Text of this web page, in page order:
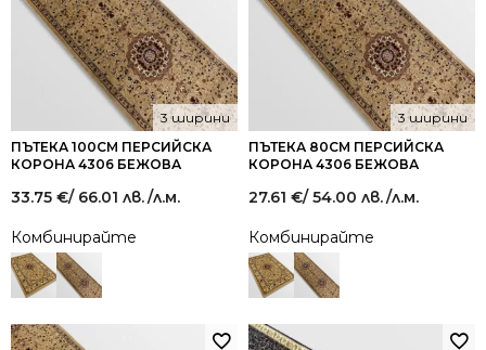
ПЪТЕКА 100СМ ПЕРСИЙСКА
КОРОНА 4306 БЕЖОВА
3 ширини
33.75 €/ 66.01 лв./л.м.
Комбинирайте
ПЪТЕКА 80СМ ПЕРСИЙСКА
КОРОНА 4306 БЕЖОВА
3 ширини
27.61 €/ 54.00 лв./л.м.
Комбинирайте